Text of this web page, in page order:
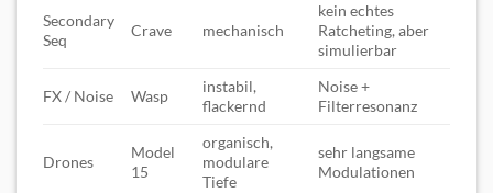
Secondary
Seq
Crave mechanisch
kein echtes
Ratcheting, aber
simulierbar
FX / Noise Wasp
instabil,
flackernd
Noise +
Filterresonanz
Drones
Model
15
organisch,
modulare
Tiefe
sehr langsame
Modulationen